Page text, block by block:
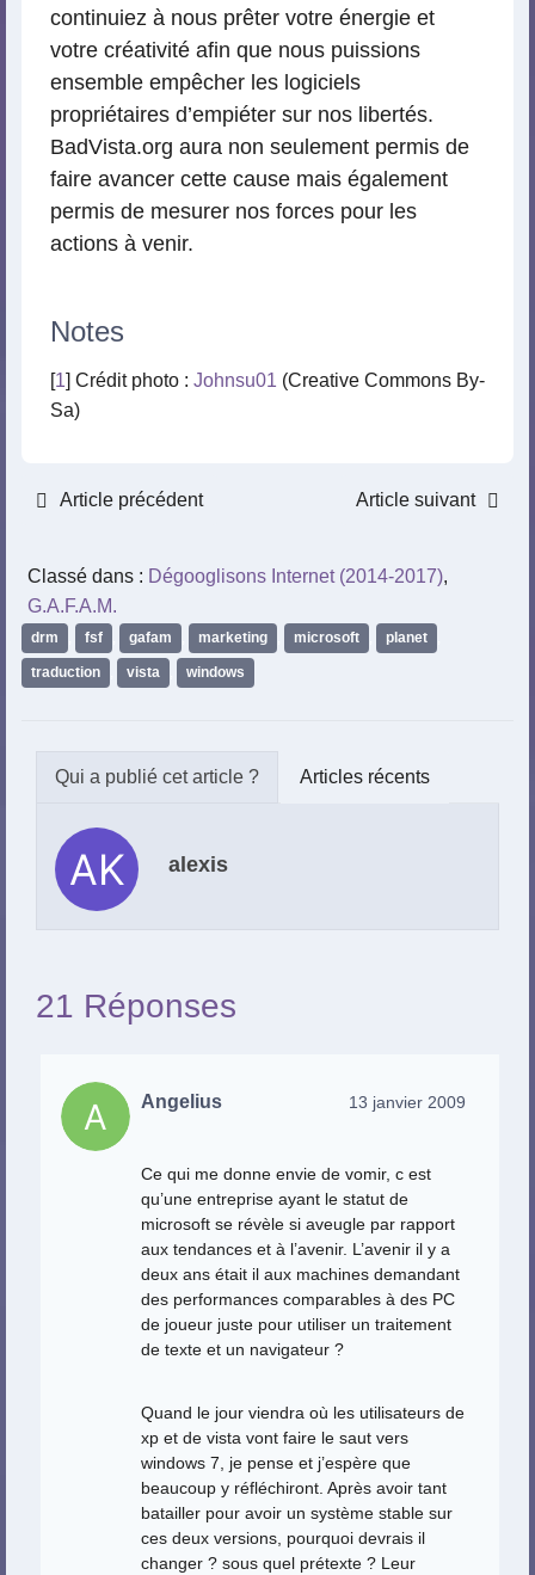
continuiez à nous prêter votre énergie et
votre créativité afin que nous puissions
ensemble empêcher les logiciels
propriétaires d’empiéter sur nos libertés.
BadVista.org aura non seulement permis de
faire avancer cette cause mais également
permis de mesurer nos forces pour les
actions à venir.
Notes
[1] Crédit photo : Johnsu01 (Creative Commons By-
Sa)
Article précédent Article suivant
Classé dans : Dégooglisons Internet (2014-2017),
G.A.F.A.M.
drm fsf gafam marketing microsoft planet
traduction vista windows
Articles récents
alexis
21 Réponses
Angelius 13 janvier 2009
Ce qui me donne envie de vomir, c est
qu’une entreprise ayant le statut de
microsoft se révèle si aveugle par rapport
aux tendances et à l’avenir. L’avenir il y a
deux ans était il aux machines demandant
des performances comparables à des PC
de joueur juste pour utiliser un traitement
de texte et un navigateur ?
Quand le jour viendra où les utilisateurs de
xp et de vista vont faire le saut vers
windows 7, je pense et j’espère que
beaucoup y réfléchiront. Après avoir tant
batailler pour avoir un système stable sur
ces deux versions, pourquoi devrais il
changer ? sous quel prétexte ? Leur